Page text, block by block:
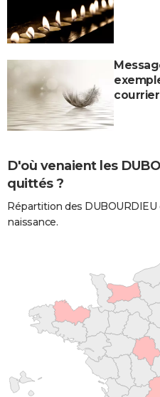
courrier
D'où venaient les
quittés ?
Répartition des
naissance.